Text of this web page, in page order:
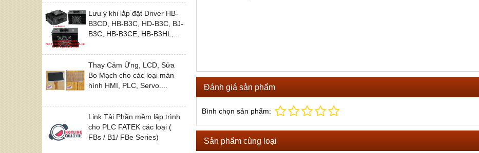
Lưu ý khi lắp đặt Driver HB-
B3CD, HB-B3C, HD-B3C, BJ-
B3C, HB-B3CE, HB-B3HL,..
Thay Cảm Ứng, LCD, Sửa
Bo Mạch cho các loại màn
hình HMI, PLC, Servo....
Link Tải Phần mềm lập trình
cho PLC FATEK các loại (
FBs / B1/ FBe Series)
Đánh giá sản phẩm
Bình chọn sản phẩm:
Sản phẩm cùng loại